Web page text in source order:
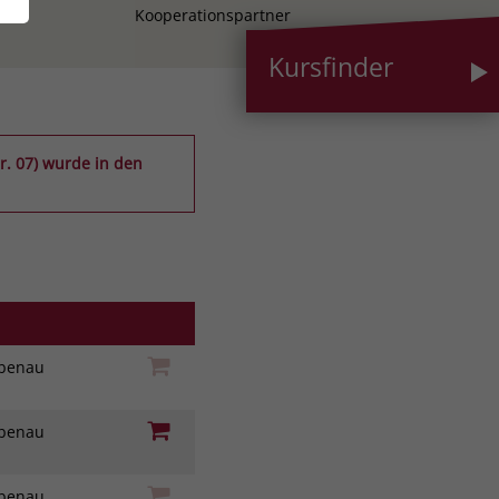
Kooperationspartner
Kursfinder
07) wurde in den